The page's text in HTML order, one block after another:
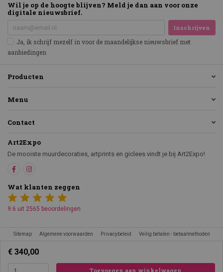
€ 340,00
Toevoegen aan winkelwagen
Wil je op de hoogte blijven? Meld je dan aan voor onze
digitale nieuwsbrief.
Inschrijven
Ja, ik schrijf mezelf in voor de maandelijkse nieuwsbrief met
aanbiedingen
Producten
Menu
Contact
Art2Expo
De mooiste muurdecoraties, artprints en giclees vindt je bij Art2Expo!
Wat klanten zeggen
9.6 uit 2565 beoordelingen
Sitemap Algemene voorwaarden Privacybeleid Veilig betalen - betaalmethoden